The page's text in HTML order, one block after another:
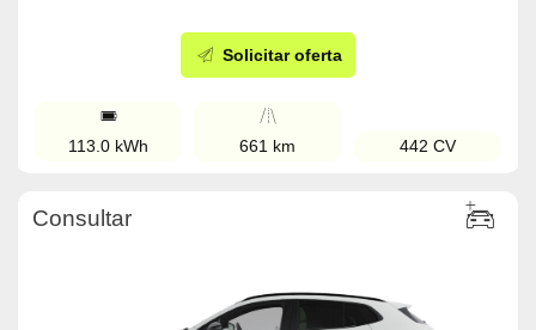
Solicitar oferta
113.0 kWh 661 km 442 CV
Consultar